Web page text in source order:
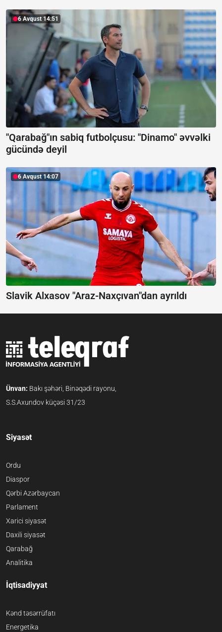
6 Avqust 14:51
"Qarabağ"ın sabiq futbolçusu: "Dinamo" əvvəlki
gücündə deyil
6 Avqust 14:07
Slavik Alxasov "Araz-Naxçıvan"dan ayrıldı
Ünvan: Bakı şəhəri, Binəqədi rayonu,
S.S.Axundov küçəsi 31/23
Siyasət
Ordu
Diaspor
Qərbi Azərbaycan
Parlament
Xarici siyasət
Daxili siyasət
Qarabağ
Analitika
İqtisadiyyat
Kənd təsərrüfatı
Energetika